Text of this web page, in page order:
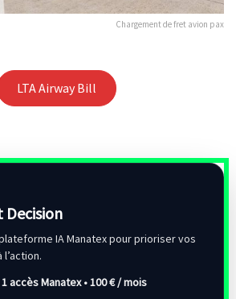
Chargement de fret avion pax
LTA Airway Bill
Decision
IA Manatex pour prioriser vos
accès Manatex •100 € / mois